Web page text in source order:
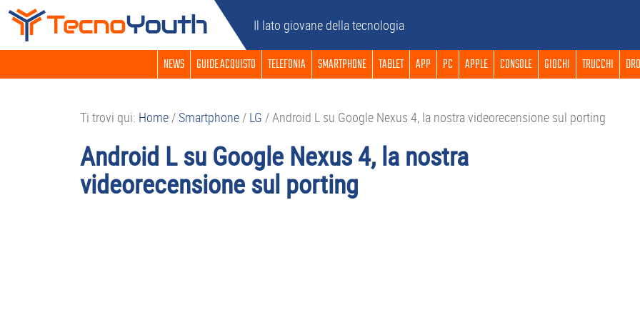
Passa
navigazione
Passa
contenuto
Passa
barra
Passa
piè
Il lato giovane della tecnologia
NEWS GUIDE ACQUISTO TELEFONIA SMARTPHONE TABLET APP PC APPLE CONSOLE GIOCHI TRUCCHI
Ti trovi qui: Home/Smartphone/ LG /Android L su Google Nexus 4, la nostra videorecensione sul porting
Android L su Google Nexus 4, la nostra
videorecensione sul porting